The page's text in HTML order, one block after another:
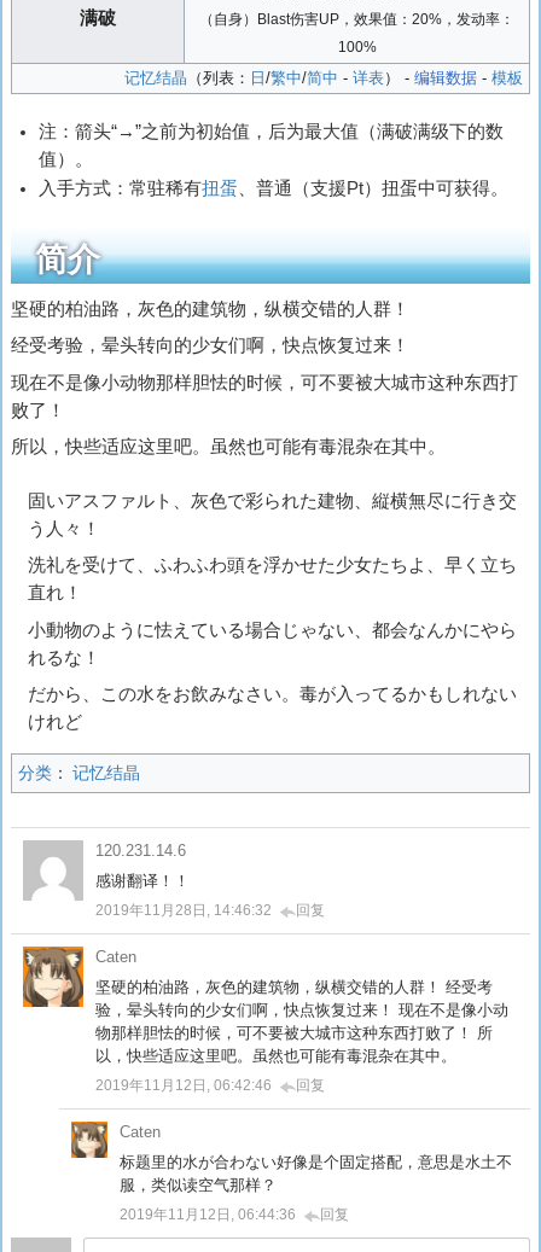
满破
（自身）Blast伤害UP，效果值：20%，发动率：
100%
记忆结晶 （列表： 日 /繁中/简中 - 详表） - 编辑数据- 模板
注：箭头“→”之前为初始值，后为最大值（满破满级下的数
值）。
入手方式：常驻稀有扭蛋 、普通（支援Pt）扭蛋中可获得。
简介
坚硬的柏油路，灰色的建筑物，纵横交错的人群！
经受考验，晕头转向的少女们啊，快点恢复过来！
现在不是像小动物那样胆怯的时候，可不要被大城市这种东西打
败了！
所以，快些适应这里吧。虽然也可能有毒混杂在其中。
固いアスファルト、灰色で彩られた建物、縦横無尽に行き交
う人々！
洗礼を受けて、ふわふわ頭を浮かせた少女たちよ、早く立ち
直れ！
小動物のように怯えている場合じゃない、都会なんかにやら
れるな！
だから、この水をお飲みなさい。毒が入ってるかもしれない
けれど
分类： 记忆结晶
120.231.14.6
感谢翻译！！
2019年11月28日, 14:46:32 回复
Caten
坚硬的柏油路，灰色的建筑物，纵横交错的人群！ 经受考
验，晕头转向的少女们啊，快点恢复过来！ 现在不是像小动
物那样胆怯的时候，可不要被大城市这种东西打败了！ 所
以，快些适应这里吧。虽然也可能有毒混杂在其中。
2019年11月12日, 06:42:46 回复
Caten
标题里的水が合わない好像是个固定搭配，意思是水土不
服，类似读空气那样？
2019年11月12日, 06:44:36 回复